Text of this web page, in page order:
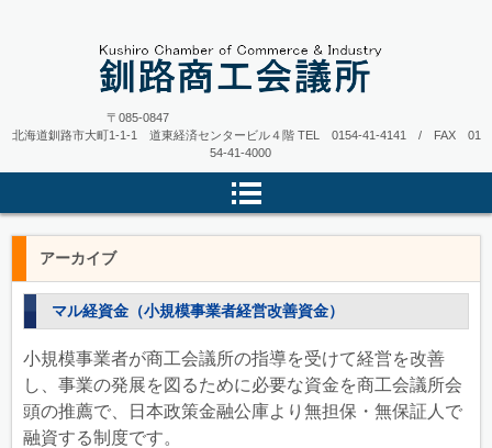
〒085-0847
北海道釧路市大町1-1-1 道東経済センタービル４階 TEL 0154-41-4141 / FAX 01
54-41-4000
アーカイブ
マル経資金（小規模事業者経営改善資金）
小規模事業者が商工会議所の指導を受けて経営を改善
し、事業の発展を図るために必要な資金を商工会議所会
頭の推薦で、日本政策金融公庫より無担保・無保証人で
融資する制度です。